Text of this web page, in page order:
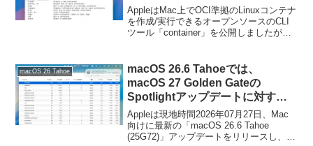
v0.3.0」をリリース。コンテナ内
でのネスト仮想化やローカルホス
ト上でTCP/UDPポートの公開を
AppleはMac上でOCI準拠のLinuxコンテナ
を作成/実行できるオープンソースのCLI
ツール「container」を公開しましたが、
ます。
macOS 26 Tahoe
macOS 26.6 Tahoeでは、
macOS 27 Golden Gateの
Spotlightアップデートに対する
最適化に伴い検索インデックスの
再構築が行われ、CPU使用率が上
昇する場合があるので注意を。
Appleは現地時間2026年07月27日、Mac
向けに最新の「macOS 26.6 Tahoe
(25G72)」アップデートをリリースし、そ